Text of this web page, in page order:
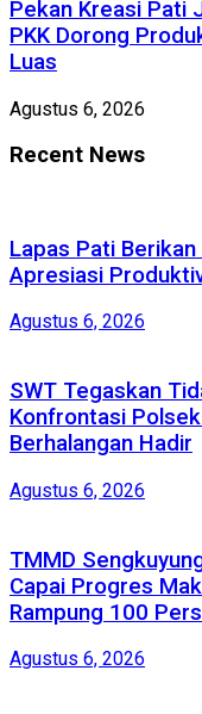
Pekan Kreasi Pati
PKK Dorong
Luas
Agustus 6, 2026
Recent News
Lapas Pati
Apresiasi
Agustus 6, 2026
SWT Tegaskan
Konfrontasi
Berhalangan Hadir
Agustus 6, 2026
TMMD
Capai Progres
Rampung 100
Agustus 6, 2026